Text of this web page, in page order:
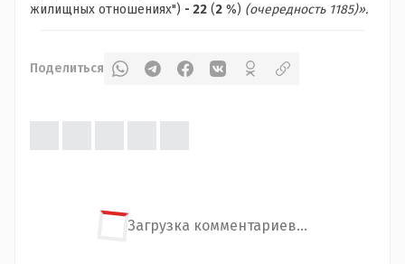
жилищных отношениях") - 22 (2 %) (очередность 1185)».
Поделиться
Загрузка комментариев...